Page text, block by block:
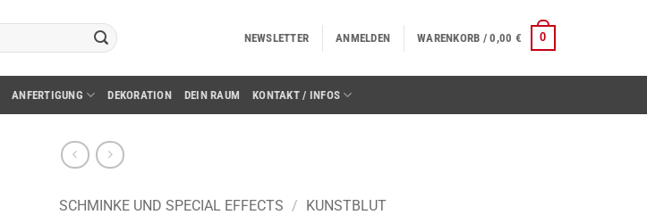
NEWSLETTER ANMELDEN WARENKORB /0,00 € 0
ANFERTIGUNG DEKORATION DEIN RAUM KONTAKT / INFOS
SCHMINKE UND SPECIAL EFFECTS / KUNSTBLUT